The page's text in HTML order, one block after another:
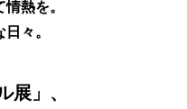
熱を。
々。
展」、